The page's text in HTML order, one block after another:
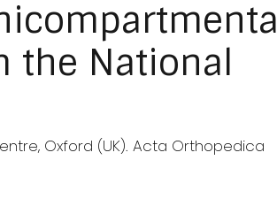
the National
Oxford (UK). Acta Orthopedica